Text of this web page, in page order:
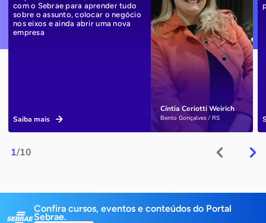
1/10
Cíntia Ceriotti Weirich
Bento Gonçalves / RS
com o Sebrae para aprender tudo
sobre o assunto, colocar o negócio
nos eixos e ainda abrir uma nova
empresa
Saiba mais
Confira cursos, eventos e conteúdos do Portal
Sebrae.